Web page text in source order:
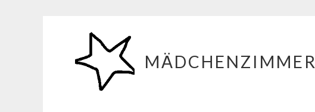
Zum
Inhalt
springen
MÄDCHENZIMMER